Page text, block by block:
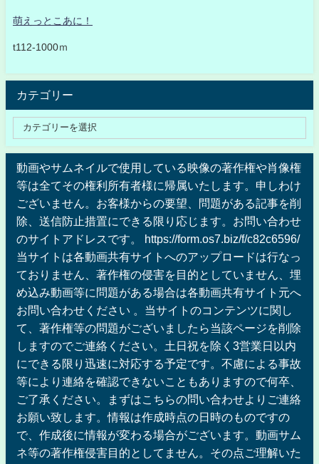
萌えっとこあに！
t112-1000ｍ
カテゴリー
動画やサムネイルで使用している映像の著作権や肖像権
等は全てその権利所有者様に帰属いたします。申しわけ
ございません。お客様からの要望、問題がある記事を削
除、送信防止措置にできる限り応じます。お問い合わせ
のサイトアドレスです。 https://form.os7.biz/f/c82c6596/
当サイトは各動画共有サイトへのアップロードは行なっ
ておりません、著作権の侵害を目的としていません、埋
め込み動画等に問題がある場合は各動画共有サイト元へ
お問い合わせください 。当サイトのコンテンツに関し
て、著作権等の問題がございましたら当該ページを削除
しますのでご連絡ください。土日祝を除く3営業日以内
にできる限り迅速に対応する予定です。不慮による事故
等により連絡を確認できないこともありますので何卒、
ご了承ください。まずはこちらの問い合わせよりご連絡
お願い致します。情報は作成時点の日時のものですの
で、作成後に情報が変わる場合がございます。動画サム
ネ等の著作権侵害目的としてません。その点ご理解いた